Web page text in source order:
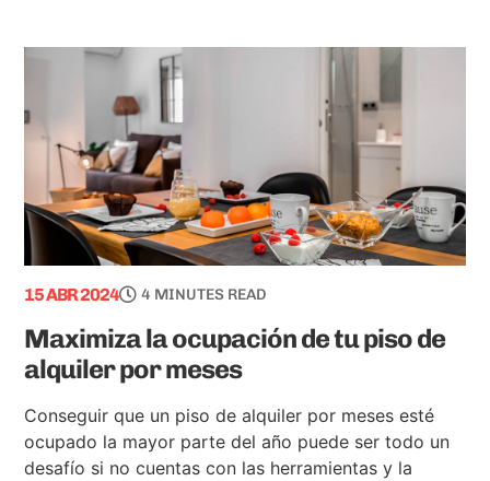
15 ABR 2024 4 MINUTES READ
Maximiza la ocupación de tu piso de
alquiler por meses
Conseguir que un piso de alquiler por meses esté
ocupado la mayor parte del año puede ser todo un
desafío si no cuentas con las herramientas y la